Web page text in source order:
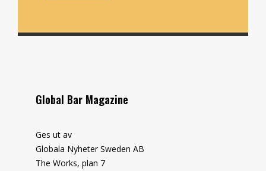
Global Bar Magazine
Ges ut av
Globala Nyheter Sweden AB
The Works, plan 7